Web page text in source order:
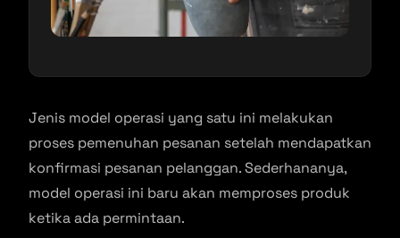
Jenis model operasi yang satu ini melakukan
proses pemenuhan pesanan setelah mendapatkan
konfirmasi pesanan pelanggan. Sederhananya,
model operasi ini baru akan memproses produk
ketika ada permintaan.